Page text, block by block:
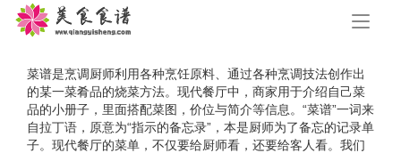
手
菜谱是烹调厨师利用各种烹饪原料、通过各种烹调技法创作出
的某一菜肴品的烧菜方法。现代餐厅中，商家用于介绍自己菜
品的小册子，里面搭配菜图，价位与简介等信息。“菜谱”一词来
自拉丁语，原意为“指示的备忘录”，本是厨师为了备忘的记录单
子。现代餐厅的菜单，不仅要给厨师看，还要给客人看。我们